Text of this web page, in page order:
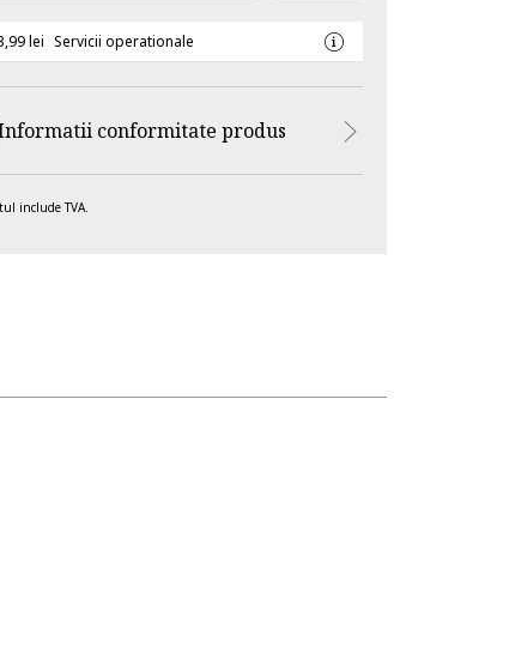
lei Servicii operationale
conformitate produs
include TVA.